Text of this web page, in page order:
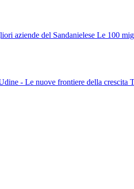
aziende del Sandanielese Le 100
- Le nuove frontiere della crescita